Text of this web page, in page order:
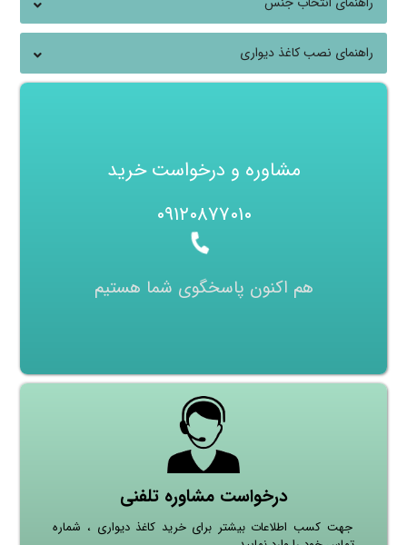
راهنمای نصب کاغذ دیواری
مشاوره و درخواست خرید
۰۹۱۲۰۸۷۷۰۱۰
هم اکنون پاسخگوی شما هستیم
درخواست مشاوره تلفنی
جهت کسب اطلاعات بیشتر برای خرید کاغذ دیواری ، شماره